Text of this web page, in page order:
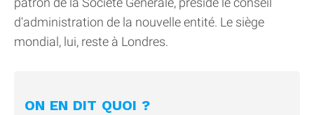
d'administration de la nouvelle entité. Le siège
mondial, lui, reste à Londres.
ON EN DIT QUOI ?